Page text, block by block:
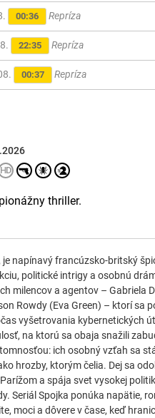
00:36 Repríza
22:35 Repríza
00:37 Repríza
thriller.
je napínavý francúzsko-britský
politické intrigy a osobnú
milencov a agentov – Gabriela
Rowdy (Eva Green) – ktorí sa
vyšetrovania kybernetických
na ktorú sa obaja snažili
ich osobný vzťah sa
hrozby, ktorým čelia. Dej sa
a spája svet vysokej
Seriál Spojka ponúka napätie,
moci a dôvere v čase, keď